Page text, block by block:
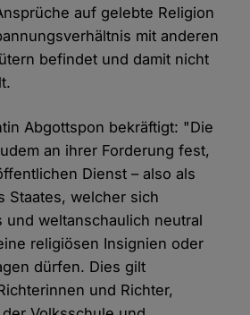
auf gelebte Religion
mit anderen
befindet und damit nicht
Abgottspon bekräftigt: "Die
an ihrer Forderung fest,
Dienst – also als
Staates, welcher sich
weltanschaulich neutral
religiösen Insignien oder
dürfen. Dies gilt
und Richter,